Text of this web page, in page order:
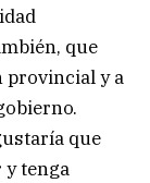
que
provincial y a
que
tenga